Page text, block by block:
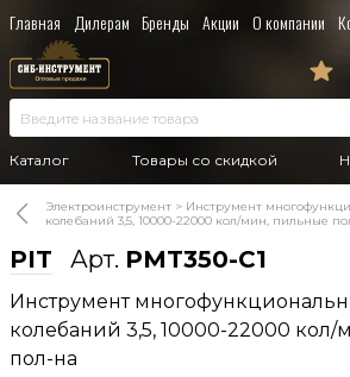
Главная Дилерам Бренды Акции О компании
Каталог Товары со скидкой
Электроинструмент
Инструмент
колебаний 3,5, 10000-22000 кол/мин, пильные
PIT Арт. PMT350-C1
Инструмент
колебаний 3,5, 10000-22000
пол-на